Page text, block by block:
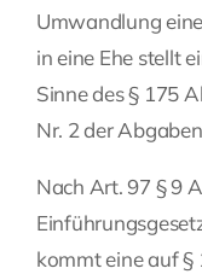
Umwandlung
in eine Ehe stellt
Sinne des § 175
Nr. 2 der
Nach Art. 97 § 9
kommt eine auf §